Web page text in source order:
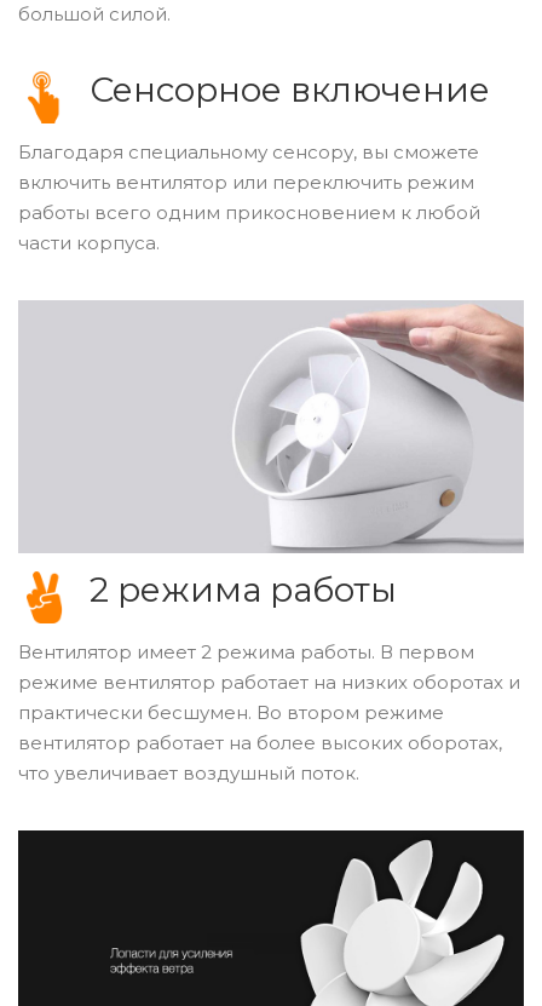
большой силой.
Сенсорное включение
Благодаря специальному сенсору, вы сможете
включить вентилятор или переключить режим
работы всего одним прикосновением к любой
части корпуса.
2 режима работы
Вентилятор имеет 2 режима работы. В первом
режиме вентилятор работает на низких оборотах и
практически бесшумен. Во втором режиме
вентилятор работает на более высоких оборотах,
что увеличивает воздушный поток.